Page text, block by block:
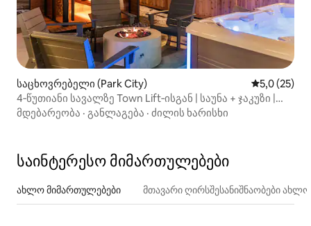
საცხოვრებელი (Park City) საშუალო
5,0 (25)
4‑წუთიანი სავალზე Town Lift‑ისგან | საუნა + ჯაკუზი |
ლუქს‑კლასის 2‑საძინებლიანი
მდებარეობა · განლაგება · ძილის ხარისხი
საინტერესო მიმართულებები
ახლო მიმართულებები მთავარი ღირსშესანიშნაობები